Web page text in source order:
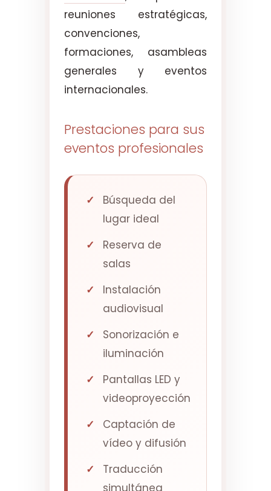
reuniones estratégicas,
convenciones,
formaciones, asambleas
generales y eventos
internacionales.
Prestaciones para sus
eventos profesionales
Búsqueda del
lugar ideal
Reserva de
salas
Instalación
audiovisual
Sonorización e
iluminación
Pantallas LED y
videoproyección
Captación de
vídeo y difusión
Traducción
simultánea